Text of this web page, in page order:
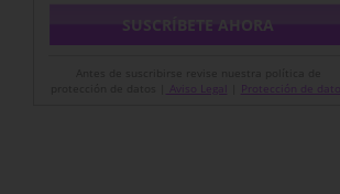
Aviso Legal Protección de datos